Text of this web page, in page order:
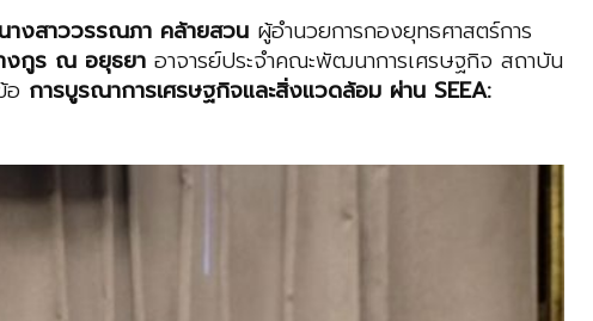
นางสาววรรณภา คล้ายสวน ผู้อำนวยการกองยุทธศาสตร์การ
งกูร ณ อยุธยา อาจารย์ประจำคณะพัฒนาการเศรษฐกิจ สถาบัน
อ การบูรณาการเศรษฐกิจและสิ่งแวดล้อม ผ่าน SEEA: